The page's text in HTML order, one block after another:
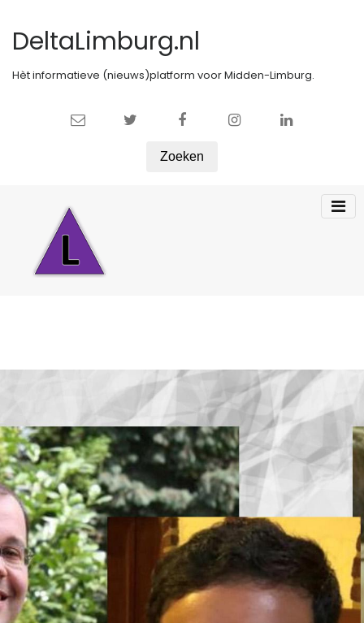
DeltaLimburg.nl
Hèt informatieve (nieuws)platform voor Midden-Limburg.
Zoeken